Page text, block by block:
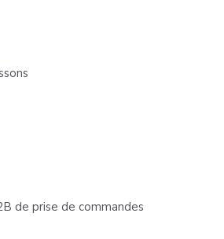
de prise de commandes